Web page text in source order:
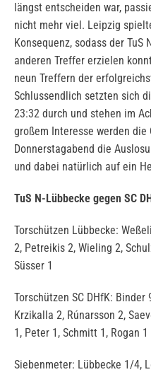
längst entscheiden war,
nicht mehr viel. Leipzig
Konsequenz, sodass der TuS
anderen Treffer erzielen
neun Treffern der
Schlussendlich setzten sich
23:32 durch und stehen im
großem Interesse werden die
Donnerstagabend die
und dabei natürlich auf ein
TuS N-Lübbecke gegen SC
Torschützen Lübbecke:
2, Petreikis 2, Wieling 2,
Süsser 1
Torschützen SC DHfK: Binder
Krzikalla 2, Rúnarsson 2,
1, Peter 1, Schmitt 1, Rogan 1
Siebenmeter: Lübbecke 1/4,